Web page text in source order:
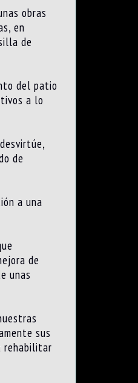
obras
en
de
del patio
a lo
de
a una
de
unas
sus
rehabilitar